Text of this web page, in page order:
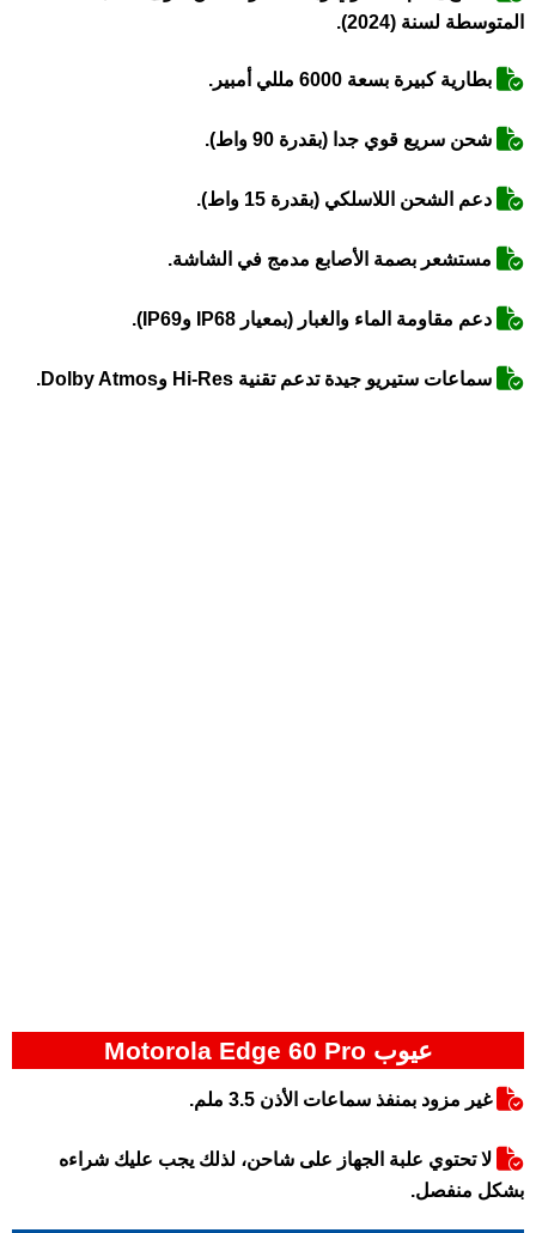
المتوسطة لسنة (2024).
بطارية كبيرة بسعة 6000 مللي أمبير.
شحن سريع قوي جدا (بقدرة 90 واط).
دعم الشحن اللاسلكي (بقدرة 15 واط).
مستشعر بصمة الأصابع مدمج في الشاشة.
دعم مقاومة الماء والغبار (بمعيار IP68 وIP69).
سماعات ستيريو جيدة تدعم تقنية Hi-Res وDolby Atmos.
عيوب Motorola Edge 60 Pro
غير مزود بمنفذ سماعات الأذن 3.5 ملم.
لا تحتوي علبة الجهاز على شاحن، لذلك يجب عليك شراءه
بشكل منفصل.